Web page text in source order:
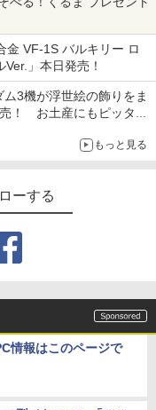
体験とコラボの楽しさを
金 VF-1S バルキリー ロ
」本日発売！
ム3機が浮世絵の飾りをま
！ お土産にもピッタ
もっと見る
ーする
情報はこのページで